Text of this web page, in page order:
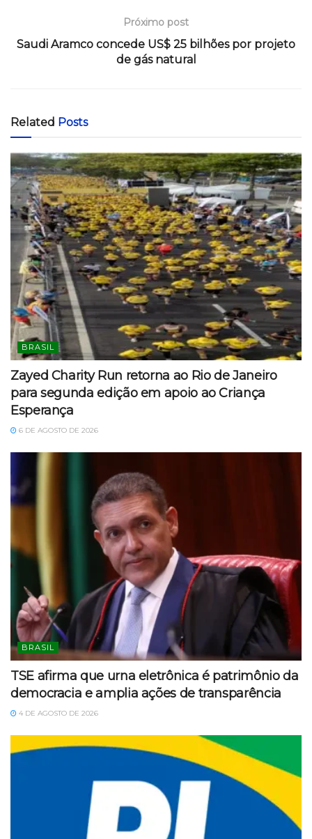
Próximo post
Saudi Aramco concede US$ 25 bilhões por projeto
de gás natural
Related Posts
BRASIL
Zayed Charity Run retorna ao Rio de Janeiro
para segunda edição em apoio ao Criança
Esperança
6 DE AGOSTO DE 2026
BRASIL
TSE afirma que urna eletrônica é patrimônio da
democracia e amplia ações de transparência
4 DE AGOSTO DE 2026